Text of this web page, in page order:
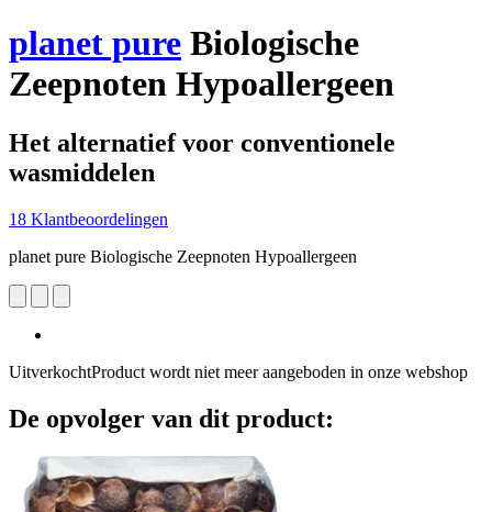
planet pure Biologische
Zeepnoten Hypoallergeen
Het alternatief voor conventionele
wasmiddelen
18 Klantbeoordelingen
planet pure Biologische Zeepnoten Hypoallergeen
UitverkochtProduct wordt niet meer aangeboden in onze webshop
De opvolger van dit product: